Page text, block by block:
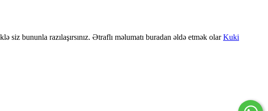
bununla razılaşırsınız. Ətraflı məlumatı buradan əldə etmək olarKuki